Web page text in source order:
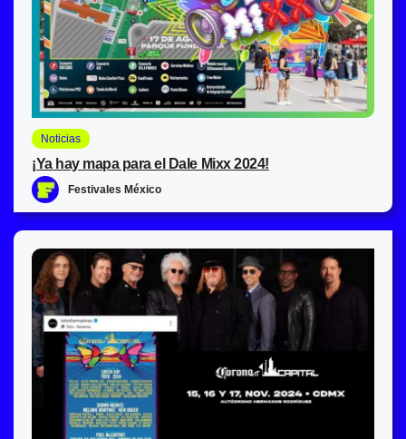
Noticias
¡Ya hay mapa para el Dale Mixx 2024!
Festivales México